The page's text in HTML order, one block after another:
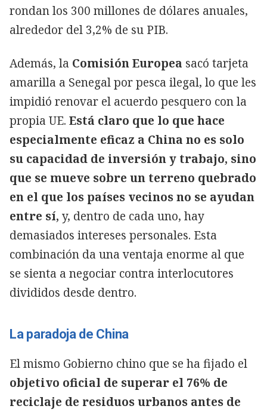
rondan los 300 millones de dólares anuales,
alrededor del 3,2% de su PIB.
Además, la Comisión Europea sacó tarjeta
amarilla a Senegal por pesca ilegal, lo que les
impidió renovar el acuerdo pesquero con la
propia UE. Está claro que lo que hace
especialmente eficaz a China no es solo
su capacidad de inversión y trabajo, sino
que se mueve sobre un terreno quebrado
en el que los países vecinos no se ayudan
entre sí, y, dentro de cada uno, hay
demasiados intereses personales. Esta
combinación da una ventaja enorme al que
se sienta a negociar contra interlocutores
divididos desde dentro.
La paradoja de China
El mismo Gobierno chino que se ha fijado el
objetivo oficial de superar el 76% de
reciclaje de residuos urbanos antes de